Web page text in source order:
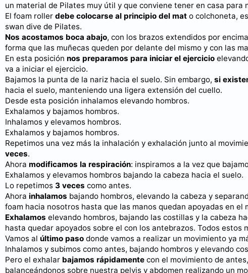
un material de Pilates muy útil y que conviene tener en casa para
El foam roller debe colocarse al principio del mat o colchoneta,
swan dive de Pilates.
Nos acostamos boca abajo, con los brazos extendidos por
forma que las muñecas queden por delante del mismo y con las
En esta posición nos preparamos para iniciar el ejercicio
va a iniciar el ejercicio.
Bajamos la punta de la nariz hacia el suelo. Sin embargo, si
hacia el suelo, manteniendo una ligera extensión del cuello.
Desde esta posición inhalamos elevando hombros.
Exhalamos y bajamos hombros.
Inhalamos y elevamos hombros.
Exhalamos y bajamos hombros.
Repetimos una vez más la inhalación y exhalación junto al
veces.
Ahora modificamos la respiración: inspiramos a la vez que
Exhalamos y elevamos hombros bajando la cabeza hacia el suelo.
Lo repetimos 3 veces como antes.
Ahora inhalamos bajando hombros, elevando la cabeza y
foam hacia nosotros hasta que las manos quedan apoyadas en el
Exhalamos elevando hombros, bajando las costillas y la cabeza
hasta quedar apoyados sobre el con los antebrazos. Todos estos
Vamos al último paso donde vamos a realizar un movimiento ya
Inhalamos y subimos como antes, bajando hombros y elevando
Pero el exhalar bajamos rápidamente con el movimiento de
balanceándonos sobre nuestra pelvis y abdomen realizando un